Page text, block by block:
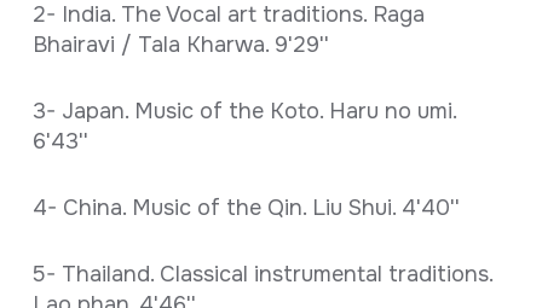
2- India. The Vocal art traditions. Raga
Bhairavi / Tala Kharwa. 9'29''
3- Japan. Music of the Koto. Haru no umi.
6'43''
4- China. Music of the Qin. Liu Shui. 4'40''
5- Thailand. Classical instrumental traditions.